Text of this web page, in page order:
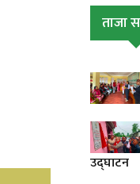
ताजा
उद्घाटन